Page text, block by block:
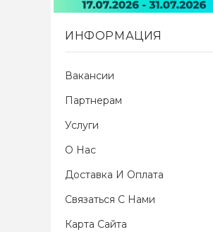
ИНФОРМАЦИЯ
Вакансии
Партнерам
Услуги
О Нас
Доставка И Оплата
Связаться С Нами
Карта Сайта